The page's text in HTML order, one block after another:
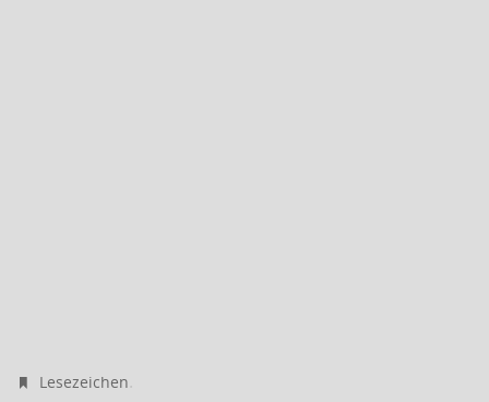
Lesezeichen.